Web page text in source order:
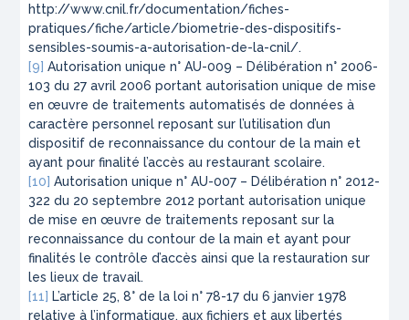
http://www.cnil.fr/documentation/fiches-
pratiques/fiche/article/biometrie-des-dispositifs-
sensibles-soumis-a-autorisation-de-la-cnil/.
[9] Autorisation unique n° AU-009 – Délibération n° 2006-
103 du 27 avril 2006 portant autorisation unique de mise
en œuvre de traitements automatisés de données à
caractère personnel reposant sur l’utilisation d’un
dispositif de reconnaissance du contour de la main et
ayant pour finalité l’accès au restaurant scolaire.
[10] Autorisation unique n° AU-007 – Délibération n° 2012-
322 du 20 septembre 2012 portant autorisation unique
de mise en œuvre de traitements reposant sur la
reconnaissance du contour de la main et ayant pour
finalités le contrôle d’accès ainsi que la restauration sur
les lieux de travail.
[11] L’article 25, 8° de la loi n° 78-17 du 6 janvier 1978
relative à l’informatique, aux fichiers et aux libertés